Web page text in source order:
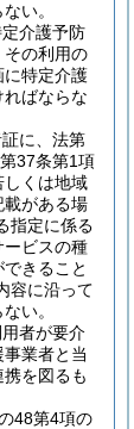
い。
介護予防
その利用の
に特定介護
ばならな
に、法第
37条第1項
しくは地域
載がある場
指定に係る
ービスの種
きること
容に沿って
い。
者が要介
業者と当
を図るも
48第4項の